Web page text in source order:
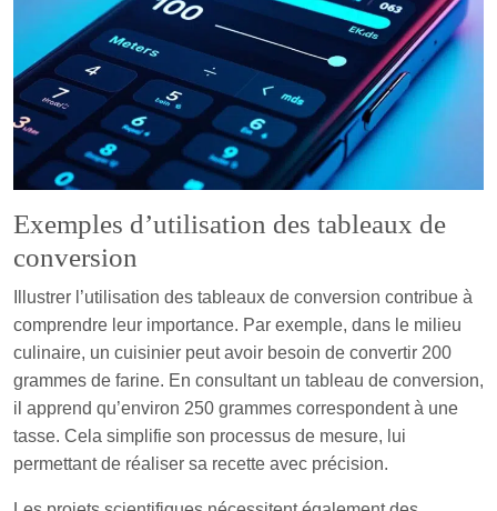
Exemples d’utilisation des tableaux de
conversion
Illustrer l’utilisation des tableaux de conversion contribue à
comprendre leur importance. Par exemple, dans le milieu
culinaire, un cuisinier peut avoir besoin de convertir 200
grammes de farine. En consultant un tableau de conversion,
il apprend qu’environ 250 grammes correspondent à une
tasse. Cela simplifie son processus de mesure, lui
permettant de réaliser sa recette avec précision.